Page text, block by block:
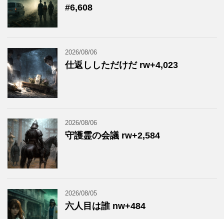
#6,608
2026/08/06
仕返ししただけだ rw+4,023
2026/08/06
守護霊の会議 rw+2,584
2026/08/05
六人目は誰 nw+484